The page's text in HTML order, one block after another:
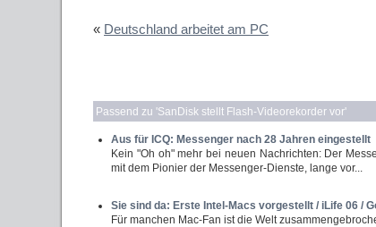
« Deutschland arbeitet am PC
Passend zu 'SanDisk stellt Flash-Videorekorder vor'
Aus für ICQ: Messenger nach 28 Jahren eingestellt
Kein "Oh oh" mehr bei neuen Nachrichten: Der
mit dem Pionier der Messenger-Dienste, lange vor...
Sie sind da: Erste Intel-Macs vorgestellt / iLife 06 /
Für manchen Mac-Fan ist die Welt